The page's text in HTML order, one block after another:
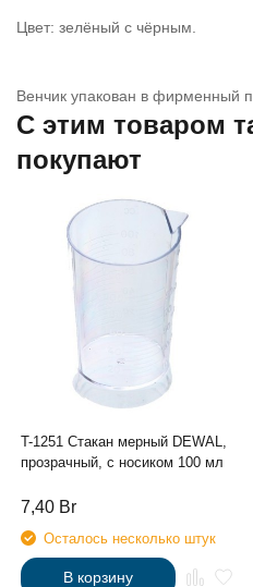
Цвет: зелёный с чёрным.
Венчик упакован в фирменный
C этим товаром
покупают
T-1251 Стакан мерный DEWAL,
прозрачный, с носиком 100 мл
7,40 Br
Осталось несколько штук
В корзину